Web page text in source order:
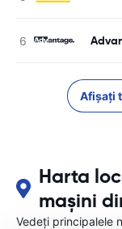
Afișați
Harta
mașini
Vedeți principalele